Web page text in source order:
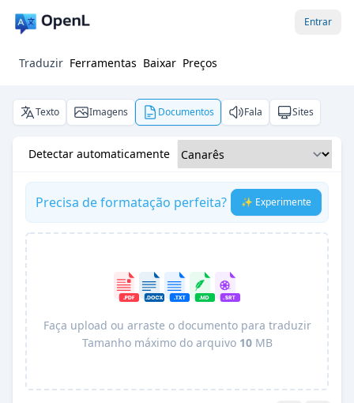
Entrar
Traduzir Ferramentas Baixar Preços
Texto Imagens Documentos Fala Sites
Detectar automaticamente
Precisa de formatação perfeita? ✨ Experimente
Faça upload ou arraste o documento para traduzir
Tamanho máximo do arquivo 10MB